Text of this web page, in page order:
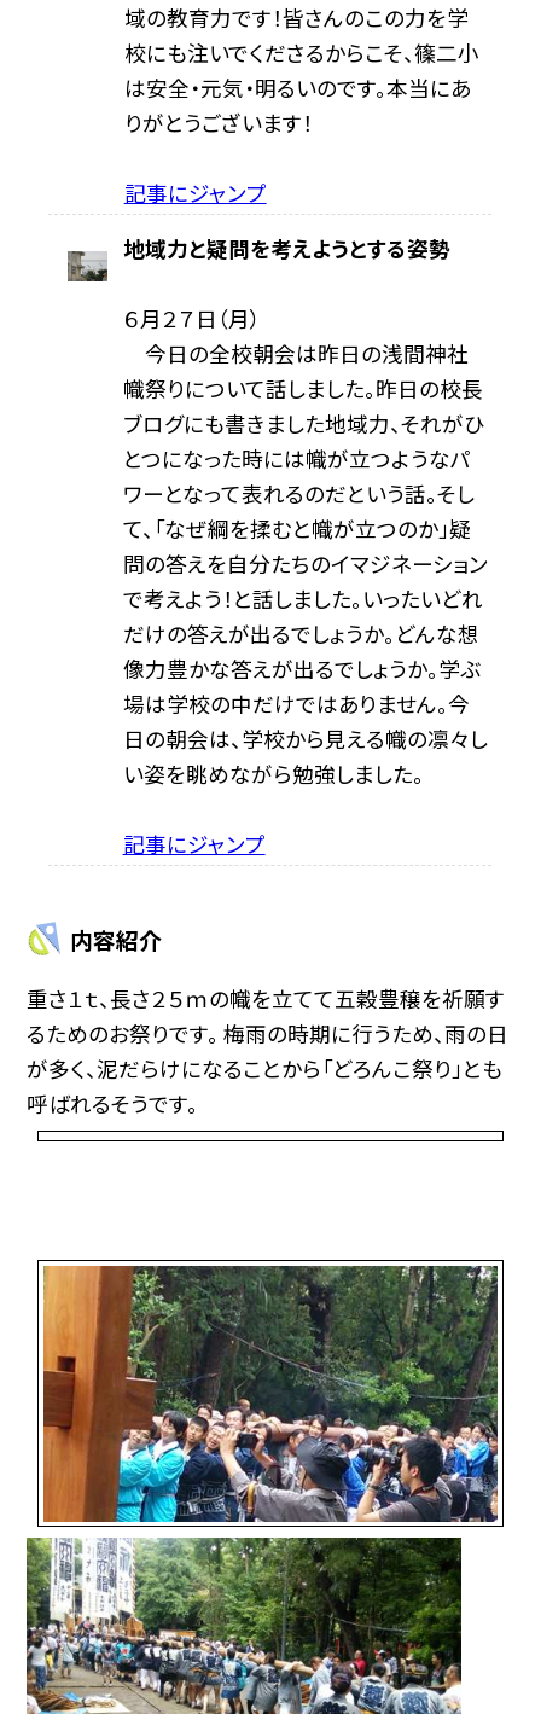
域の教育力です！皆さんのこの力を学
校にも注いでくださるからこそ、篠二小
は安全・元気・明るいのです。本当にあ
りがとうございます！
記事にジャンプ
地域力と疑問を考えようとする姿勢
６月２７日（月）
今日の全校朝会は昨日の浅間神社
幟祭りについて話しました。昨日の校長
ブログにも書きました地域力、それがひ
とつになった時には幟が立つようなパ
ワーとなって表れるのだという話。そし
て、「なぜ綱を揉むと幟が立つのか」疑
問の答えを自分たちのイマジネーション
で考えよう！と話しました。いったいどれ
だけの答えが出るでしょうか。どんな想
像力豊かな答えが出るでしょうか。学ぶ
場は学校の中だけではありません。今
日の朝会は、学校から見える幟の凛々し
い姿を眺めながら勉強しました。
記事にジャンプ
内容紹介
重さ１ｔ、長さ２５ｍの幟を立てて五穀豊穣を祈願す
るためのお祭りです。 梅雨の時期に行うため、雨の日
が多く、泥だらけになることから「どろんこ祭り」とも
呼ばれるそうです。